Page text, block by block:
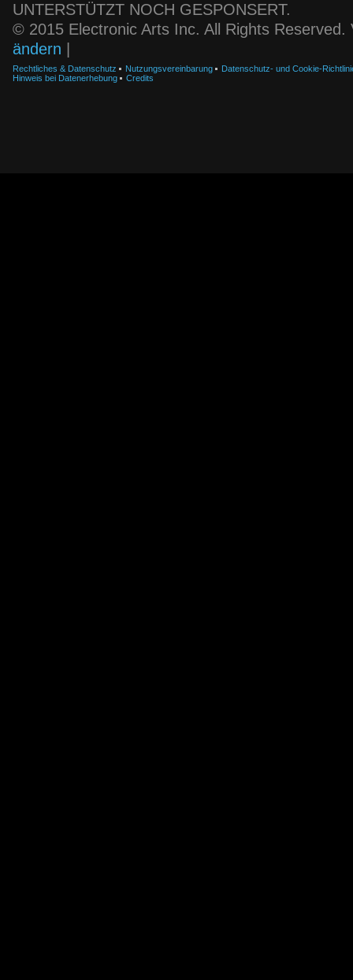
UNTERSTÜTZT NOCH GESPONSERT.
© 2015 Electronic Arts Inc. All Rights
ändern
Rechtliches & Datenschutz Nutzungsvereinbarung
Datenschutz- und Cookie-
Hinweis bei Datenerhebung
Credits